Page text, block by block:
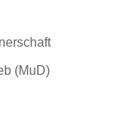
(MuD)